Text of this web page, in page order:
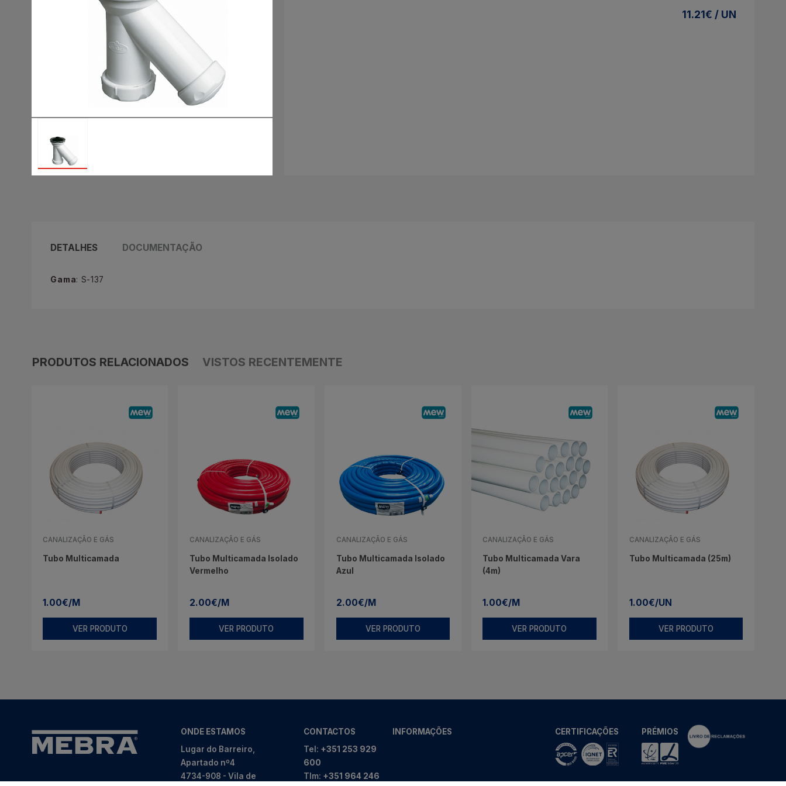
11.21€ / UN
DETALHES DOCUMENTAÇÃO
Gama: S-137
PRODUTOS RELACIONADOS VISTOS RECENTEMENTE
CANALIZAÇÃO E GÁS
Tubo Multicamada
1.00€/M
VER PRODUTO
CANALIZAÇÃO E GÁS
Tubo Multicamada Isolado
Vermelho
2.00€/M
VER PRODUTO
CANALIZAÇÃO E GÁS
Tubo Multicamada Isolado
Azul
2.00€/M
VER PRODUTO
CANALIZAÇÃO E GÁS
Tubo Multicamada Vara
(4m)
1.00€/M
VER PRODUTO
CANALIZAÇÃO E GÁS
Tubo Multicamada (25m)
1.00€/UN
VER PRODUTO
ONDE ESTAMOS
Lugar do Barreiro,
Apartado nº4
4734-908 - Vila de
CONTACTOS
Tel: +351 253 929
600
Tlm: +351 964 246
INFORMAÇÕES CERTIFICAÇÕES PRÉMIOS